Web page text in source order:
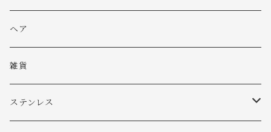
バングル
ブレスレット
ヘア
雑貨
ステンレス